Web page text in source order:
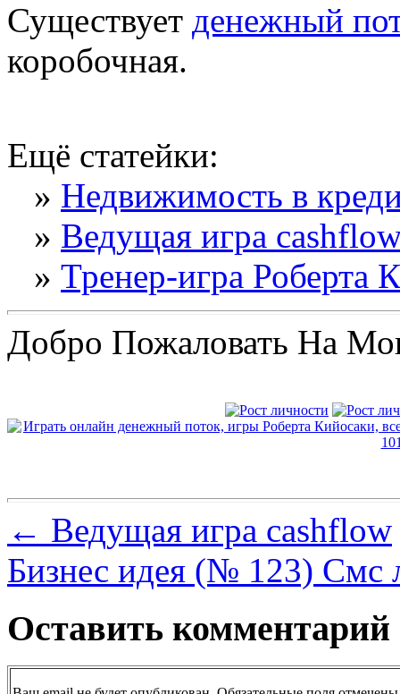
Существует денежный
коробочная.
Ещё статейки:
» Недвижимость в
» Ведущая игра
» Тренер-игра Роберта
Добро Пожаловать На
← Ведущая игра cashflow
Бизнес идея (№ 123) Смс
Оставить комментарий